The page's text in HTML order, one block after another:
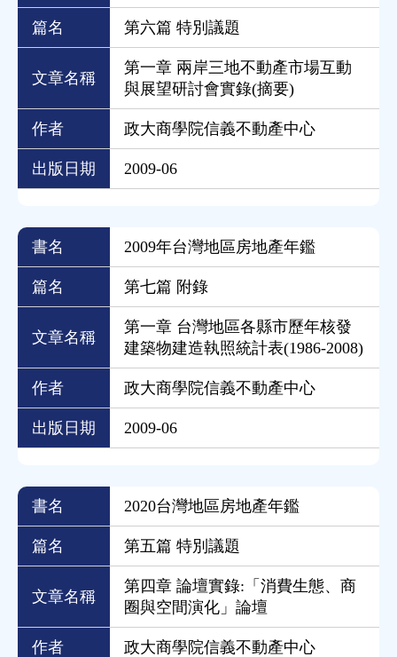
篇名 第六篇 特別議題
文章名稱
第一章 兩岸三地不動產市場互動
與展望研討會實錄(摘要)
作者 政大商學院信義不動產中心
出版日期 2009-06
書名 2009年台灣地區房地產年鑑
篇名 第七篇 附錄
文章名稱
第一章 台灣地區各縣市歷年核發
建築物建造執照統計表(1986-2008)
作者 政大商學院信義不動產中心
出版日期 2009-06
書名 2020台灣地區房地產年鑑
篇名 第五篇 特別議題
文章名稱
第四章 論壇實錄:「消費生態、商
圈與空間演化」論壇
作者 政大商學院信義不動產中心